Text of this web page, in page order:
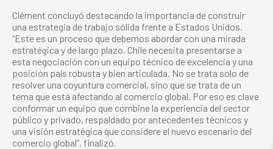
Clément concluyó destacando la importancia de construir
una estrategia de trabajo sólida frente a Estados Unidos.
“Este es un proceso que debemos abordar con una mirada
estratégica y de largo plazo. Chile necesita presentarse a
esta negociación con un equipo técnico de excelencia y una
posición país robusta y bien articulada. No se trata solo de
resolver una coyuntura comercial, sino que se trata de un
tema que está afectando al comercio global. Por eso es clave
conformar un equipo que combine la experiencia del sector
público y privado, respaldado por antecedentes técnicos y
una visión estratégica que considere el nuevo escenario del
comercio global”, finalizó.